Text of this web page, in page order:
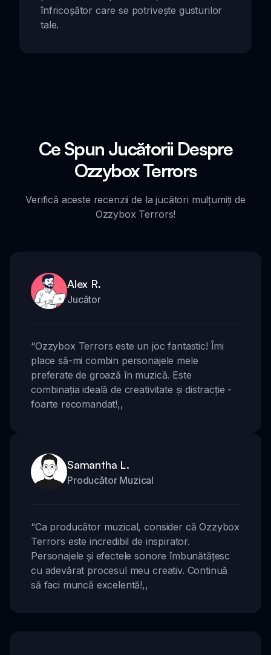
înfricoșător care se potrivește gusturilor
tale.
Ce Spun Jucătorii Despre
Ozzybox Terrors
Verifică aceste recenzii de la jucători mulțumiți de
Ozzybox Terrors!
Alex R.
Jucător
“Ozzybox Terrors este un joc fantastic! Îmi
place să-mi combin personajele mele
preferate de groază în muzică. Este
combinația ideală de creativitate și distracție -
foarte recomandat!,,
Samantha L.
Producător Muzical
“Ca producător muzical, consider că Ozzybox
Terrors este incredibil de inspirator.
Personajele și efectele sonore îmbunătățesc
cu adevărat procesul meu creativ. Continuă
să faci muncă excelentă!,,